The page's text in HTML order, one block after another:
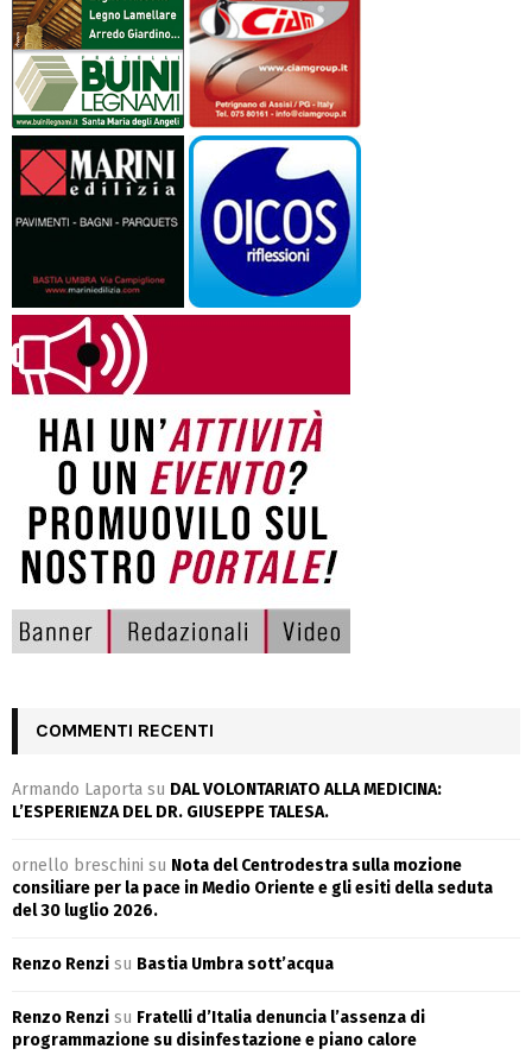
COMMENTI RECENTI
Armando Laporta su DAL VOLONTARIATO ALLA MEDICINA:
L’ESPERIENZA DEL DR. GIUSEPPE TALESA.
ornello breschini su Nota del Centrodestra sulla mozione
consiliare per la pace in Medio Oriente e gli esiti della seduta
del 30 luglio 2026.
Renzo Renzi su Bastia Umbra sott’acqua
Renzo Renzi su Fratelli d’Italia denuncia l’assenza di
programmazione su disinfestazione e piano calore